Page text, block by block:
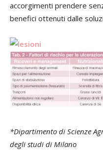
accorgimenti prendere
benefici ottenuti dalle
*Dipartimento di Scienze
degli studi di Milano